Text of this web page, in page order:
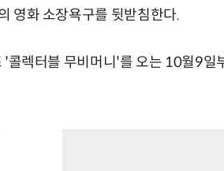
영화 소장욕구를 뒷받침한다.
콜렉터블 무비머니'를 오는 10월9일